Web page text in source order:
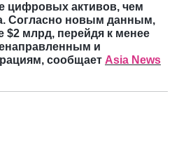
цифровых активов, чем
Согласно новым данным,
млрд, перейдя к менее
и
сообщает Asia News